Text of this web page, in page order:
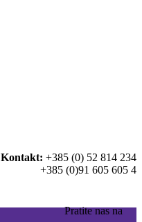
Kontakt: +385 (0) 52 814 234
+385 (0)91 605 605 4
Pratite nas na